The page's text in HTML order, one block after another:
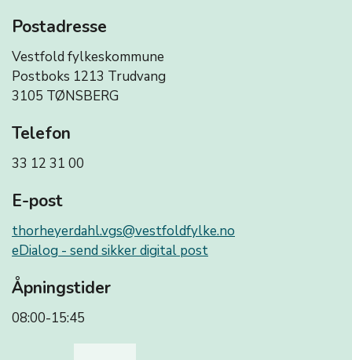
Postadresse
Vestfold fylkeskommune
Postboks 1213 Trudvang
3105 TØNSBERG
Telefon
33 12 31 00
E-post
thorheyerdahl.vgs@vestfoldfylke.no
eDialog - send sikker digital post
Åpningstider
08:00-15:45